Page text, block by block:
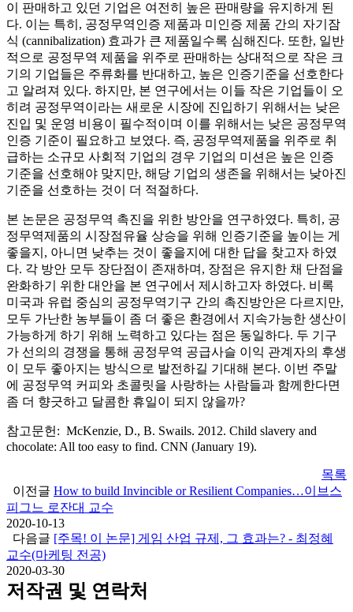
이 판매하고 있던 기업은 여전히 높은 판매량을 유지하게 된
다. 이는 특히, 공정무역인증 제품과 미인증 제품 간의 자기잠
식 (cannibalization) 효과가 큰 제품일수록 심해진다. 또한, 일반
적으로 공정무역 제품을 위주로 판매하는 상대적으로 작은 크
기의 기업들은 주류화를 반대하고, 높은 인증기준을 선호한다
고 알려져 있다. 하지만, 본 연구에서는 이들 작은 기업들이 오
히려 공정무역이라는 새로운 시장에 진입하기 위해서는 낮은
진입 및 운영 비용이 필수적이며 이를 위해서는 낮은 공정무역
인증 기준이 필요하고 보였다. 즉, 공정무역제품을 위주로 취
급하는 소규모 사회적 기업의 경우 기업의 미션은 높은 인증
기준을 선호해야 맞지만, 해당 기업의 생존을 위해서는 낮아진
기준을 선호하는 것이 더 적절하다.
본 논문은 공정무역 촉진을 위한 방안을 연구하였다. 특히, 공
정무역제품의 시장점유율 상승을 위해 인증기준을 높이는 게
좋을지, 아니면 낮추는 것이 좋을지에 대한 답을 찾고자 하였
다. 각 방안 모두 장단점이 존재하며, 장점은 유지한 채 단점을
완화하기 위한 대안을 본 연구에서 제시하고자 하였다. 비록
미국과 유럽 중심의 공정무역기구 간의 촉진방안은 다르지만,
모두 가난한 농부들이 좀 더 좋은 환경에서 지속가능한 생산이
가능하게 하기 위해 노력하고 있다는 점은 동일하다. 두 기구
가 선의의 경쟁을 통해 공정무역 공급사슬 이익 관계자의 후생
이 모두 좋아지는 방식으로 발전하길 기대해 본다. 이번 주말
에 공정무역 커피와 초콜릿을 사랑하는 사람들과 함께한다면
좀 더 향긋하고 달콤한 휴일이 되지 않을까?
참고문헌: McKenzie, D., B. Swails. 2012. Child slavery and
chocolate: All too easy to find. CNN (January 19).
목록
이전글 How to build Invincible or Resilient Companies…이브스
피그느 로잔대 교수
2020-10-13
다음글 [주목! 이 논문] 게임 산업 규제, 그 효과는? - 최정혜
교수(마케팅 전공)
2020-03-30
저작권 및 연락처